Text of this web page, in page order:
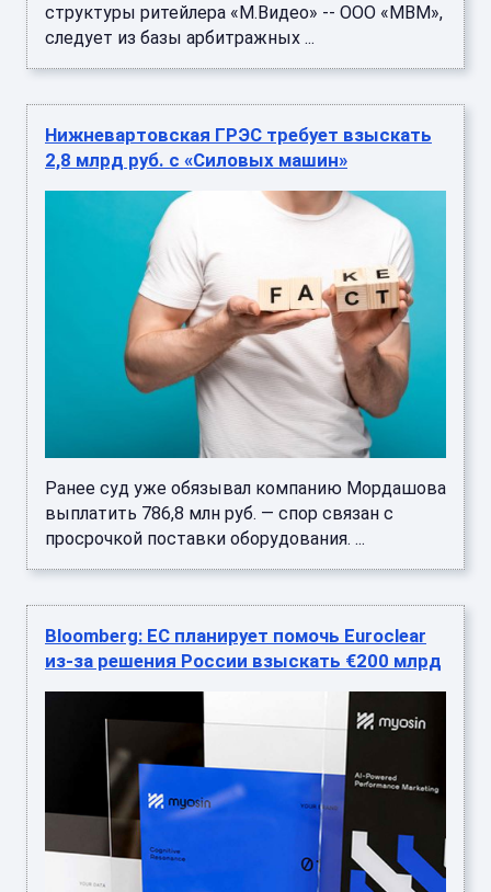
структуры ритейлера «М.Видео» -- ООО «МВМ»,
следует из базы арбитражных ...
Нижневартовская ГРЭС требует взыскать
2,8 млрд руб. с «Силовых машин»
Ранее суд уже обязывал компанию Мордашова
выплатить 786,8 млн руб. — спор связан с
просрочкой поставки оборудования. ...
Bloomberg: ЕС планирует помочь Euroclear
из-за решения России взыскать €200 млрд